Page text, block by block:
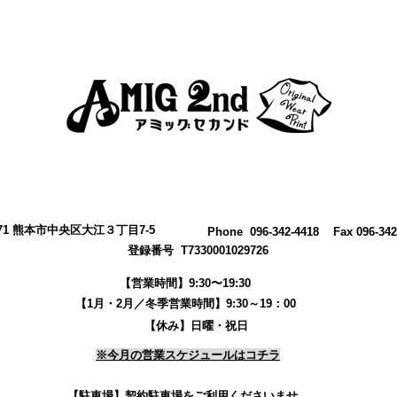
熊本市中央区大江３丁目7-5
登録番号 T7330001029726
​Phone 096-342-4418 Fax 096-
【営業時間】9:30〜19:30
【1月・2月／冬季営業時間】9:30～19：00
【休み】日曜・祝日
※今月の営業スケジュールはコチラ